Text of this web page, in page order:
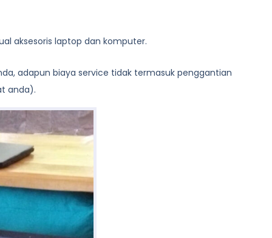
aksesoris laptop dan komputer.
adapun biaya service tidak termasuk penggantian
anda).